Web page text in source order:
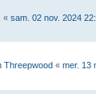
« sam. 02 nov. 2024
Threepwood « mer. 13